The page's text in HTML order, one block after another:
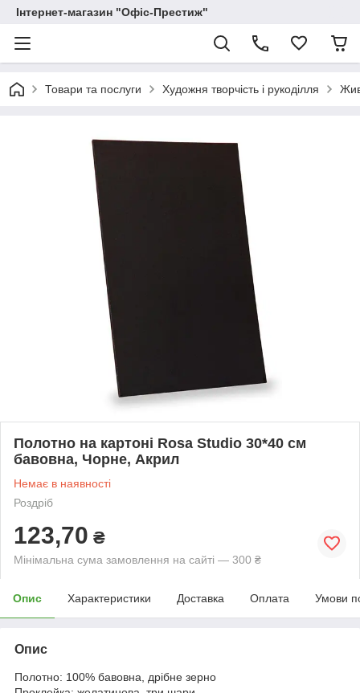
Інтернет-магазин "Офіс-Престиж"
Товари та послуги Художня творчість і рукоділля
Полотно на картоні Rosa Studio 30*40 см
бавовна, Чорне, Акрил
Немає в наявності
Роздріб
123,70 ₴
Мінімальна сума замовлення на сайті — 300 ₴
Опис Характеристики Доставка Оплата Умови
Опис
Полотно: 100% бавовна, дрібне зерно